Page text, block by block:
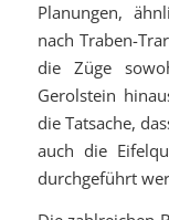
Planungen,
nach Traben-
die Züge
Gerolstein
die Tatsache,
auch die
durchgeführt